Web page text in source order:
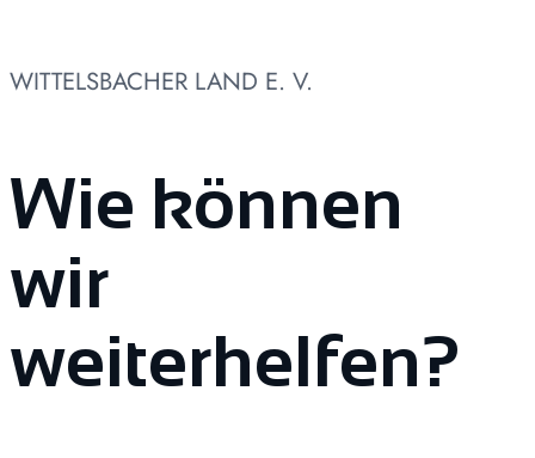
WITTELSBACHER LAND E. V.
Wie können
wir
weiterhelfen?